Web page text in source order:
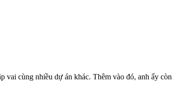
vai cùng nhiều dự án khác. Thêm vào đó, anh ấy còn